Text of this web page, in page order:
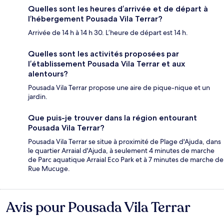
Quelles sont les heures d’arrivée et de départ à
l’hébergement Pousada Vila Terrar?
Arrivée de 14 h à 14 h 30. L’heure de départ est 14 h.
Quelles sont les activités proposées par
l’établissement Pousada Vila Terrar et aux
alentours?
Pousada Vila Terrar propose une aire de pique-nique et un
jardin.
Que puis-je trouver dans la région entourant
Pousada Vila Terrar?
Pousada Vila Terrar se situe à proximité de Plage d'Ajuda, dans
le quartier Arraial d'Ajuda, à seulement 4 minutes de marche
de Parc aquatique Arraial Eco Park et à 7 minutes de marche de
Rue Mucuge.
Avis
Avis pour Pousada Vila Terrar